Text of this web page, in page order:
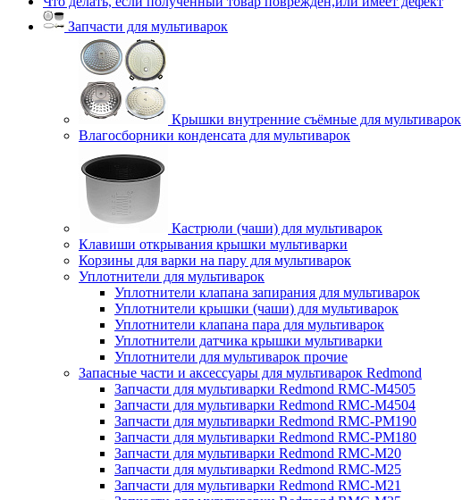
Запчасти для мультиварок
Крышки внутренние съёмные для мультиварок
Влагосборники конденсата для мультиварок
Кастрюли (чаши) для мультиварок
Клавиши открывания крышки мультиварки
Корзины для варки на пару для мультиварок
Уплотнители для мультиварок
Уплотнители клапана запирания для мультиварок
Уплотнители крышки (чаши) для мультиварок
Уплотнители клапана пара для мультиварок
Уплотнители датчика крышки мультиварки
Уплотнители для мультиварок прочие
Запасные части и аксессуары для мультиварок Redmond
Запчасти для мультиварки Redmond RMC-M4505
Запчасти для мультиварки Redmond RMC-M4504
Запчасти для мультиварки Redmond RMC-PM190
Запчасти для мультиварки Redmond RMC-PM180
Запчасти для мультиварки Redmond RMC-M20
Запчасти для мультиварки Redmond RMC-M25
Запчасти для мультиварки Redmond RMC-M21